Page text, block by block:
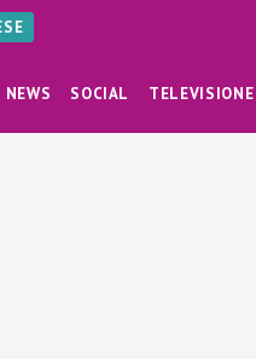
NEWS SOCIAL TELEVISIONE